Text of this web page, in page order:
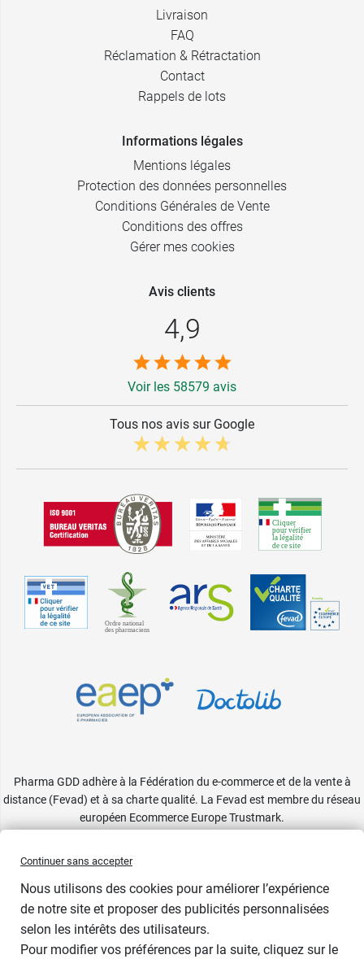
Livraison
FAQ
Réclamation & Rétractation
Contact
Rappels de lots
Informations légales
Mentions légales
Protection des données personnelles
Conditions Générales de Vente
Conditions des offres
Gérer mes cookies
Avis clients
4,9
Voir les 58579 avis
Tous nos avis sur Google
Pharma GDD adhère à la Fédération du e-commerce et de la vente à
distance (Fevad) et à sa charte qualité. La Fevad est membre du réseau
européen Ecommerce Europe Trustmark.
Continuer sans accepter
Nous utilisons des cookies pour améliorer l’expérience
de notre site et proposer des publicités personnalisées
selon les intérêts des utilisateurs.
Pour modifier vos préférences par la suite, cliquez sur le